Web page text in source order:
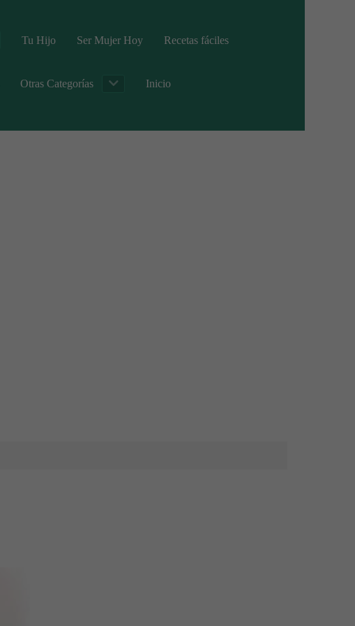
Tu Hijo Ser Mujer Hoy Recetas fáciles
Otras Categorías Inicio